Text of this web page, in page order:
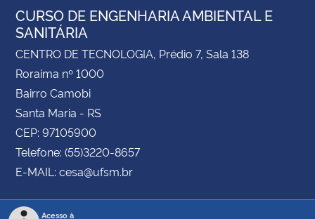
CURSO DE ENGENHARIA AMBIENTAL E
SANITÁRIA
CENTRO DE TECNOLOGIA, Prédio 7, Sala 138
Roraima nº 1000
Bairro Camobi
Santa Maria - RS
CEP: 97105900
Telefone: (55)3220-8657
E-MAIL: cesa@ufsm.br
Acesso à